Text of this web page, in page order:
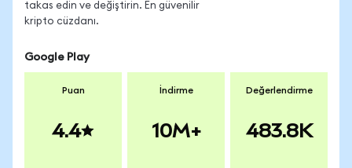
takas edin ve değiştirin. En güvenilir
kripto cüzdanı.
Google Play
Puan
4.4
İndirme
10M+
Değerlendirme
483.8K